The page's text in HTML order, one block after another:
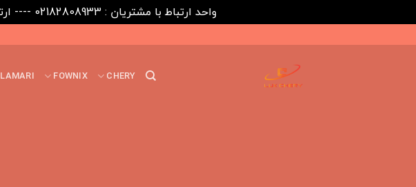
واحد ارتباط با مشتریان : 02182808933 ---- ارتباط در پیامرسان های داخلی ایتا، روبیکا و بله : 09031116395
to
CHERY
FOWNIX
LAMARI